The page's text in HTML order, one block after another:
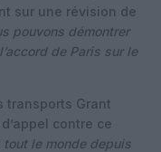
sur une révision de
pouvons démontrer
de Paris sur le
transports Grant
contre ce
tout le monde depuis